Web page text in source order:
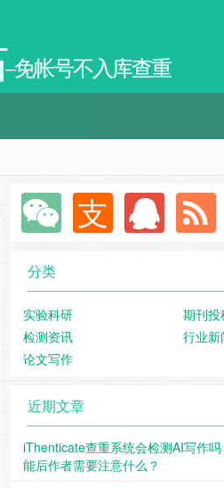
–免帐号不入库查重
分类
实验科研
期刊投
检测资讯
行业新
论文写作
近期文章
iThenticate查重系统会检测AI写作
能后作者需要注意什么？